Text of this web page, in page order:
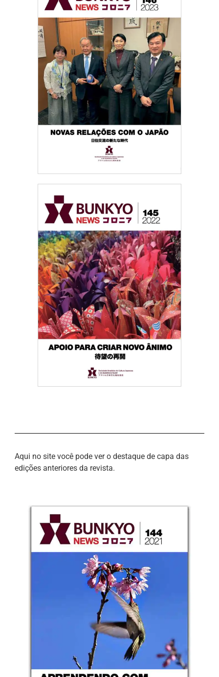
Aqui no site você pode ver o destaque de capa das
edições anteriores da revista.